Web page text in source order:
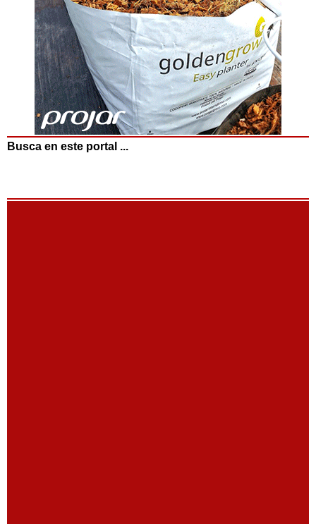
Busca en este portal ...